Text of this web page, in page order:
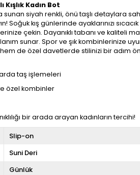
Kadın Bot
sunan siyah renkli, önü taşlı detaylara
Soğuk kış günlerinde ayaklarınızı
çekin. Dayanıklı tabanı ve kaliteli
sunar. Spor ve şık kombinlerinize
de özel davetlerde stilinizi bir adım
taş işlemeleri
özel kombinler
bir arada arayan kadınların tercihi!
Slip-on
Suni Deri
Günlük